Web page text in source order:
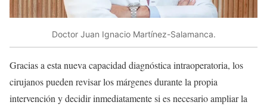
Doctor Juan Ignacio Martínez-Salamanca.
Gracias a esta nueva capacidad diagnóstica intraoperatoria, los
cirujanos pueden revisar los márgenes durante la propia
intervención y decidir inmediatamente si es necesario ampliar la